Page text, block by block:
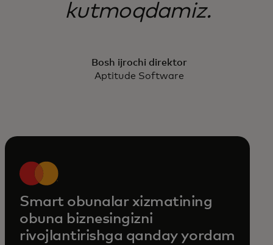
kutmoqdamiz.
Bosh ijrochi direktor
Aptitude Software
Smart obunalar xizmatining
obuna biznesingizni
rivojlantirishga qanday yordam